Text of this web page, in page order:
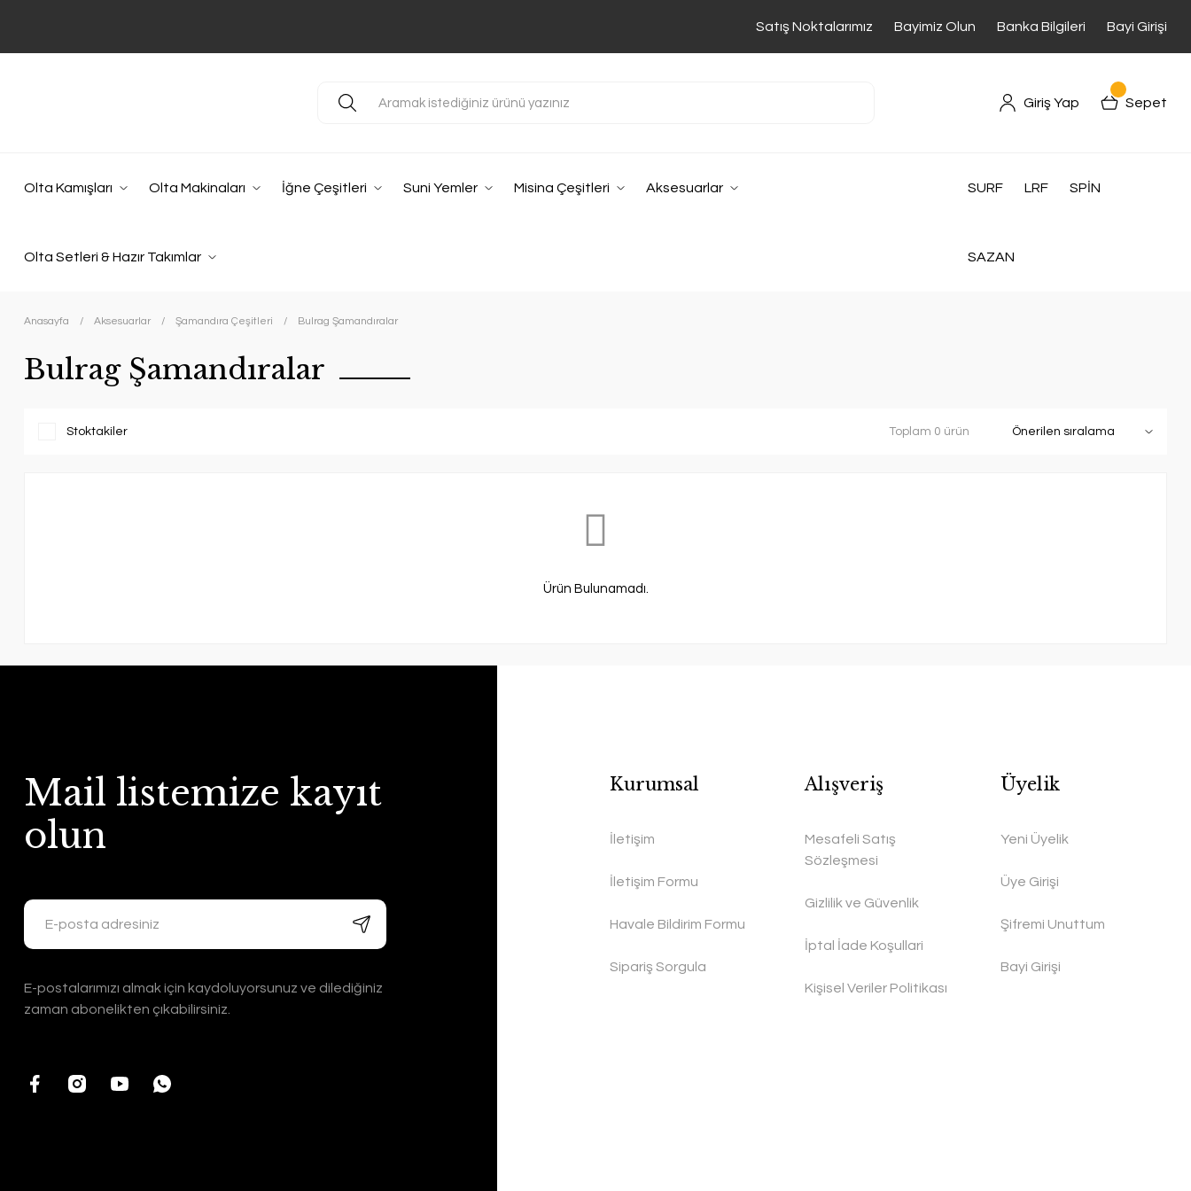
Satış Noktalarımız Bayimiz Olun Banka Bilgileri Bayi Girişi
Giriş Yap Sepet
Olta Kamışları Olta Makinaları İğne Çeşitleri Suni Yemler Misina Çeşitleri Aksesuarlar
Olta Setleri & Hazır Takımlar
SURF LRF SPİN
SAZAN
Anasayfa Aksesuarlar Şamandıra Çeşitleri Bulrag Şamandıralar
Bulrag Şamandıralar
Stoktakiler Toplam 0 ürün
Ürün Bulunamadı.
Mail listemize kayıt
olun
E-postalarımızı almak için kaydoluyorsunuz ve dilediğiniz
zaman abonelikten çıkabilirsiniz.
Kurumsal
İletişim
İletişim Formu
Havale Bildirim Formu
Sipariş Sorgula
Alışveriş
Mesafeli Satış
Sözleşmesi
Gizlilik ve Güvenlik
İptal İade Koşullari
Kişisel Veriler Politikası
Üyelik
Yeni Üyelik
Üye Girişi
Şifremi Unuttum
Bayi Girişi